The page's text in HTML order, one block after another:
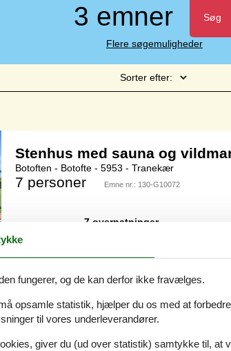
3 emner Søg
Flere søgemuligheder
Sorter efter:
Stenhus med sauna og
Botoften - Botofte - 5953 - Tranekær
7 personer Emne nr.: 130-G10072
7 overnatninger
Soverum
4
vildmarksbad til 4 personer. Huset ligger i
vildmarksbadet, som kan bruges hele året og
fungerer, og de kan derfor ikke fravælges.
opsamle statistik, hjælper du os med at
til vores underleverandører.
giver du (ud over statistik) samtykke til, at